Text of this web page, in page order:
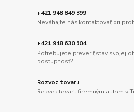
+421 948 849 899
Neváhajte nás kontaktovať pri
+421 948 630 604
Potrebujete preveriť stav svojej
dostupnosť?
Rozvoz tovaru
Rozvoz tovaru firemným autom v